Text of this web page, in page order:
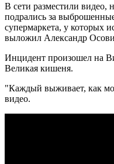
В сети разместили видео,
подрались за
супермаркета, у которых
выложил Александр
Инцидент произошел на
Великая кишеня.
"Каждый выживает, как
видео.